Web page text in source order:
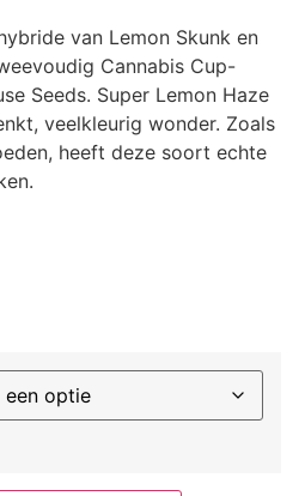
van Lemon Skunk en
Cannabis Cup-
Seeds. Super Lemon Haze
veelkleurig wonder. Zoals
heeft deze soort echte